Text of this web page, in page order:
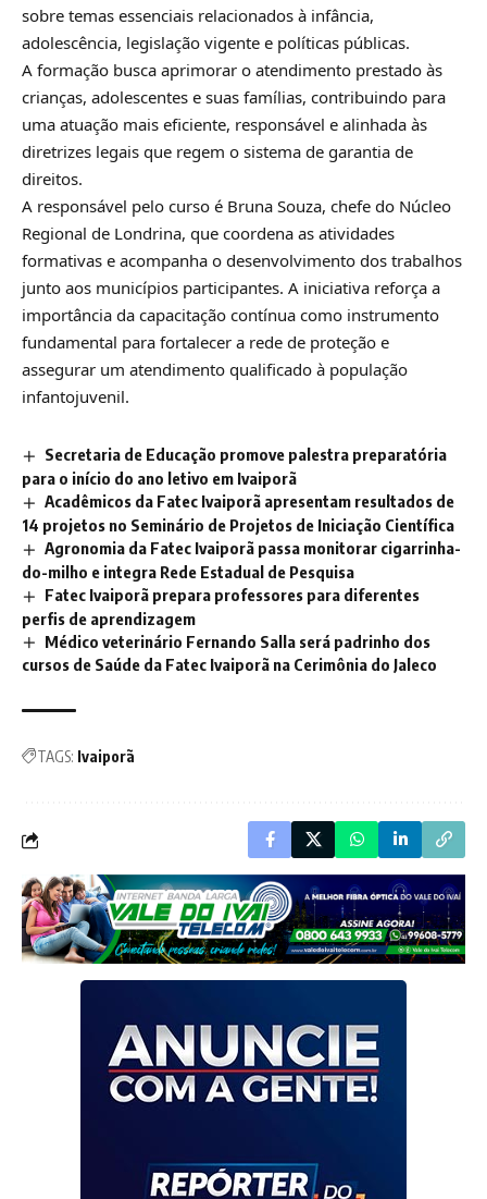
sobre temas essenciais relacionados à infância,
adolescência, legislação vigente e políticas públicas.
A formação busca aprimorar o atendimento prestado às
crianças, adolescentes e suas famílias, contribuindo para
uma atuação mais eficiente, responsável e alinhada às
diretrizes legais que regem o sistema de garantia de
direitos.
A responsável pelo curso é Bruna Souza, chefe do Núcleo
Regional de Londrina, que coordena as atividades
formativas e acompanha o desenvolvimento dos trabalhos
junto aos municípios participantes. A iniciativa reforça a
importância da capacitação contínua como instrumento
fundamental para fortalecer a rede de proteção e
assegurar um atendimento qualificado à população
infantojuvenil.
Secretaria de Educação promove palestra preparatória
para o início do ano letivo em Ivaiporã
Acadêmicos da Fatec Ivaiporã apresentam resultados de
14 projetos no Seminário de Projetos de Iniciação Científica
Agronomia da Fatec Ivaiporã passa monitorar cigarrinha-
do-milho e integra Rede Estadual de Pesquisa
Fatec Ivaiporã prepara professores para diferentes
perfis de aprendizagem
Médico veterinário Fernando Salla será padrinho dos
cursos de Saúde da Fatec Ivaiporã na Cerimônia do Jaleco
TAGS: Ivaiporã